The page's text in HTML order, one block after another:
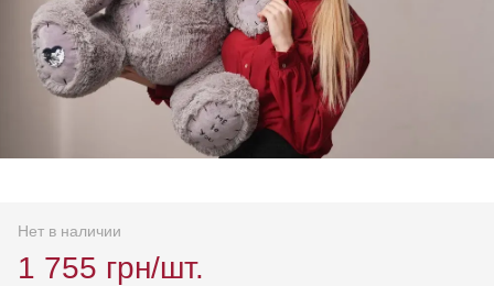
Нет в наличии
1 755 грн/шт.